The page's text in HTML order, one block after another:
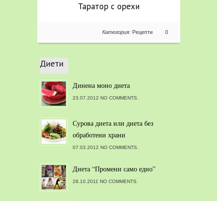
Таратор с орехи
0
Категория: Рецепти
Диети
Динена моно диета
23.07.2012 NO COMMENTS.
Сурова диета или диета без
обработени храни
07.03.2012 NO COMMENTS.
Диета “Промени само едно”
28.10.2011 NO COMMENTS.